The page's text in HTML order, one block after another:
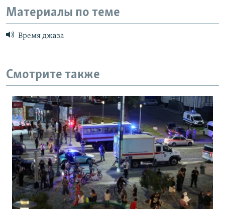
Материалы по теме
Время джаза
Смотрите также